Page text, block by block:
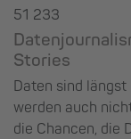
51 233
Stories
Daten sind
werden auch
die Chancen, die